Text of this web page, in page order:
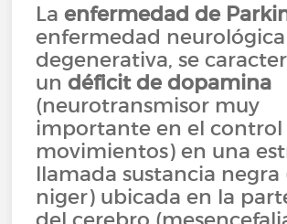
Laenfermedad de
enfermedad neurológica
degenerativa, se
un déficit de dopamina
(neurotransmisor muy
importante en el control
movimientos) en una
llamada sustancia negra
niger) ubicada en la